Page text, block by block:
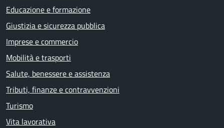
Educazione e formazione
Giustizia e sicurezza pubblica
Imprese e commercio
Mobilità e trasporti
Salute, benessere e assistenza
Tributi, finanze e contravvenzioni
Turismo
Vita lavorativa